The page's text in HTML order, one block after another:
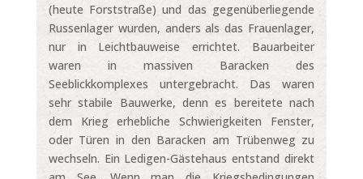
(heute Forststraße) und das gegenüberliegende
Russenlager wurden, anders als das Frauenlager,
nur in Leichtbauweise errichtet. Bauarbeiter
waren in massiven Baracken des
Seeblickkomplexes untergebracht. Das waren
sehr stabile Bauwerke, denn es bereitete nach
dem Krieg erhebliche Schwierigkeiten Fenster,
oder Türen in den Baracken am Trübenweg zu
wechseln. Ein Ledigen-Gästehaus entstand direkt